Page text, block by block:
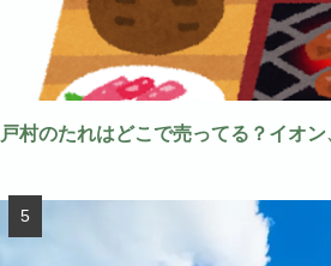
戸村のたれはどこで売ってる？イオ